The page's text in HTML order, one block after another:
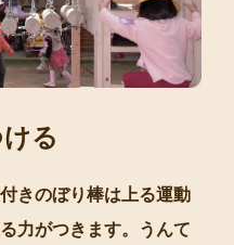
る
きのぼり棒は上る運動
力がつきます。うんて